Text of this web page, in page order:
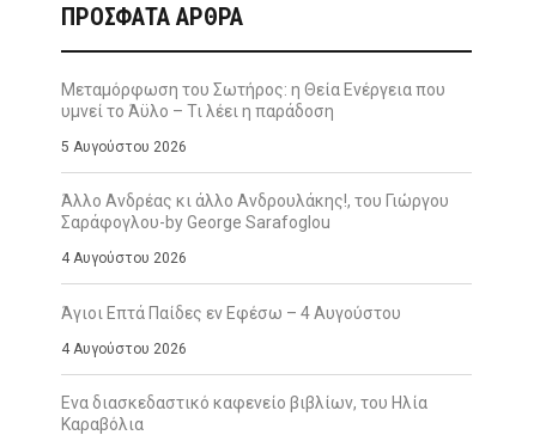
ΠΡΌΣΦΑΤΑ ΆΡΘΡΑ
Μεταμόρφωση του Σωτήρος: η Θεία Ενέργεια που
υμνεί το Άϋλο – Τι λέει η παράδοση
5 Αυγούστου 2026
Άλλο Ανδρέας κι άλλο Ανδρουλάκης!, του Γιώργου
Σαράφογλου-by George Sarafoglou
4 Αυγούστου 2026
Άγιοι Επτά Παίδες εν Εφέσω – 4 Αυγούστου
4 Αυγούστου 2026
Ενα διασκεδαστικό καφενείο βιβλίων, του Ηλία
Καραβόλια